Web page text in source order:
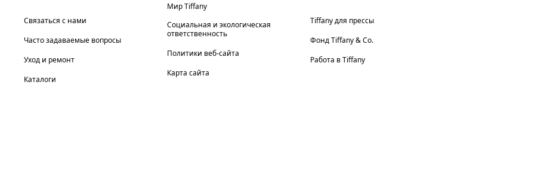
Связаться с нами
Часто задаваемые вопросы
Уход и ремонт
Каталоги
Мир Tiffany
Социальная и экологическая
ответственность
Политики веб-сайта
Карта сайта
Tiffany для прессы
Фонд Tiffany & Co.
Работа в Tiffany